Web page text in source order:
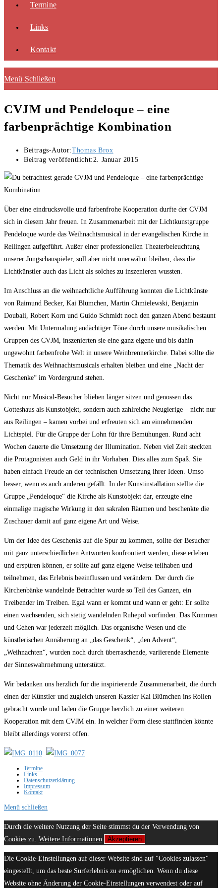
Termine
Links
Kontakt
Menü Schließen
CVJM und Pendeloque – eine
farbenprächtige Kombination
Beitrags-Autor:Thomas Brox
Beitrag veröffentlicht: 2. Januar 2015
Über eine eindrucksvolle und farbenfrohe Kooperation durfte der CVJM
sich in diesem Jahr freuen. In Zusammenarbeit mit der Lichtkunstgruppe
Pendeloque wurde das Weihnachtsmusical in der evangelischen Kirche in
Reilingen aufgeführt. Außer einer professionellen Theaterbeleuchtung
unserer Jungschauspieler, soll aber nicht unerwähnt bleiben, dass die
Lichtkünstler auch das Licht als solches zu inszenieren wussten.
Im Anschluss an die weihnachtliche Aufführung konnten die Lichtkünste
von Raimund Becker, Kai Blümchen, Martin Chmielewski, Benjamin
Doubali, Robert Korn und Guido Schmidt noch den ganzen Abend bestaunt
werden. Mit Untermalung andächtiger Töne durch unsere musikalischen
Gruppen des CVJM, inszenierten sie eine ganz eigene und bis dahin
ungewohnt farbenfrohe Welt in unsere Weinbrennerkirche. Dabei sollte die
Thematik des Weihnachtsmusicals erhalten bleiben und eine „Nacht der
Geschenke“ im Vordergrund stehen.
Nicht nur Musical-Besucher blieben länger sitzen und genossen das
Gotteshaus als Kunstobjekt, sondern auch zahlreiche Neugierige – nicht nur
aus Reilingen – kamen vorbei und erfreuten sich am einnehmenden
Lichtspiel. Für die Gruppe der Lohn für ihre Bemühungen. Rund acht
Wochen dauerte die Umsetzung der Illumination. Neben viel Zeit steckten
die Protagonisten auch Geld in ihr Vorhaben. Dies alles zum Spaß. Sie
haben einfach Freude an der technischen Umsetzung ihrer Ideen. Umso
besser, wenn es auch anderen gefällt. In der Kunstinstallation stellte die
Gruppe „Pendeloque“ die Kirche als Kunstobjekt dar, erzeugte eine
einmalige magische Wirkung in den sakralen Räumen und beschenkte die
Zuschauer damit auf ganz eigene Art und Weise.
Um der Idee des Geschenks auf die Spur zu kommen, sollte der Besucher
mit ganz unterschiedlichen Antworten konfrontiert werden, diese erleben
und erspüren können, er sollte auf ganz eigene Weise teilhaben und
teilnehmen, das Erlebnis beeinflussen und verändern. Der durch die
Kirchenbänke wandelnde Betrachter wurde so Teil des Ganzen, ein
Treibender im Treiben. Egal wann er kommt und wann er geht: Er sollte
einen wachsenden, sich stetig wandelnden Ruhepol vorfinden. Das Kommen
und Gehen war jederzeit möglich. Das organische Wesen und die
künstlerischen Annäherung an „das Geschenk“, „den Advent“,
„Weihnachten“, wurden noch durch überraschende, variierende Elemente
der Sinneswahrnehmung unterstützt.
Wir bedanken uns herzlich für die inspirierende Zusammenarbeit, die durch
einen der Künstler und zugleich unseren Kassier Kai Blümchen ins Rollen
gebracht wurde und laden die Gruppe herzlich zu einer weiteren
Kooperation mit dem CVJM ein. In welcher Form diese stattfinden könnte
bleibt allerdings vorerst offen.
Termine
Links
Datenschutzerklärung
Impressum
Kontakt
Menü schließen
Durch die weitere Nutzung der Seite stimmst du der Verwendung von
Cookies zu. Weitere Informationen Akzeptieren
Die Cookie-Einstellungen auf dieser Website sind auf "Cookies zulassen"
eingestellt, um das beste Surferlebnis zu ermöglichen. Wenn du diese
Website ohne Änderung der Cookie-Einstellungen verwendest oder auf